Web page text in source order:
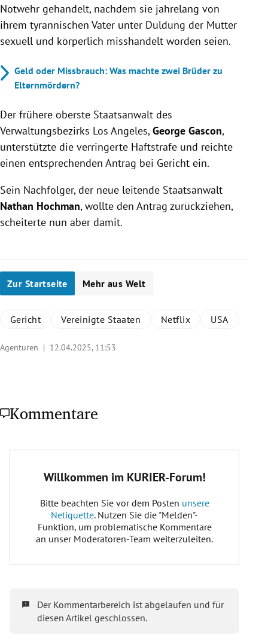
Notwehr gehandelt, nachdem sie jahrelang von
ihrem tyrannischen Vater unter Duldung der Mutter
sexuell und körperlich misshandelt worden seien.
Geld oder Missbrauch: Was machte zwei Brüder zu
Elternmördern?
Der frühere oberste Staatsanwalt des
Verwaltungsbezirks Los Angeles,George Gascon,
unterstützte die verringerte Haftstrafe und reichte
einen entsprechenden Antrag bei Gericht ein.
Sein Nachfolger, der neue leitende Staatsanwalt
Nathan Hochman, wollte den Antrag zurückziehen,
scheiterte nun aber damit.
Zur Startseite Mehr aus Welt
Gericht Vereinigte Staaten Netflix USA
Agenturen | 12.04.2025, 11:53
Kommentare